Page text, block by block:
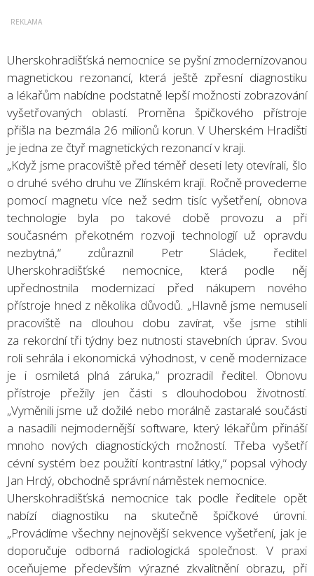
Uherskohradišťská nemocnice se pyšní zmodernizovanou
magnetickou rezonancí, která ještě zpřesní diagnostiku
a lékařům nabídne podstatně lepší možnosti zobrazování
vyšetřovaných oblastí. Proměna špičkového přístroje
přišla na bezmála 26 milionů korun. V Uherském Hradišti
je jedna ze čtyř magnetických rezonancí v kraji.
„Když jsme pracoviště před téměř deseti lety otevírali, šlo
o druhé svého druhu ve Zlínském kraji. Ročně provedeme
pomocí magnetu více než sedm tisíc vyšetření, obnova
technologie byla po takové době provozu a při
současném překotném rozvoji technologií už opravdu
nezbytná,“ zdůraznil Petr Sládek, ředitel
Uherskohradišťské nemocnice, která podle něj
upřednostnila modernizaci před nákupem nového
přístroje hned z několika důvodů. „Hlavně jsme nemuseli
pracoviště na dlouhou dobu zavírat, vše jsme stihli
za rekordní tři týdny bez nutnosti stavebních úprav. Svou
roli sehrála i ekonomická výhodnost, v ceně modernizace
je i osmiletá plná záruka,“ prozradil ředitel. Obnovu
přístroje přežily jen části s dlouhodobou životností.
„Vyměnili jsme už dožilé nebo morálně zastaralé součásti
a nasadili nejmodernější software, který lékařům přináší
mnoho nových diagnostických možností. Třeba vyšetří
cévní systém bez použití kontrastní látky,“ popsal výhody
Jan Hrdý, obchodně správní náměstek nemocnice.
Uherskohradišťská nemocnice tak podle ředitele opět
nabízí diagnostiku na skutečně špičkové úrovni.
„Provádíme všechny nejnovější sekvence vyšetření, jak je
doporučuje odborná radiologická společnost. V praxi
oceňujeme především výrazné zkvalitnění obrazu, při